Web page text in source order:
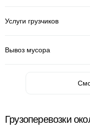
Услуги грузчиков
Вывоз мусора
Грузоперевозки